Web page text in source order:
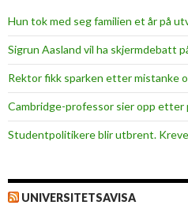
Hun tok med seg familien et år på
Sigrun Aasland vil ha skjerm­debatt
Rektor fikk sparken etter mistanke
Cambridge-professor sier opp etter
Studentpolitikere blir utbrent.
UNIVERSITETSAVISA